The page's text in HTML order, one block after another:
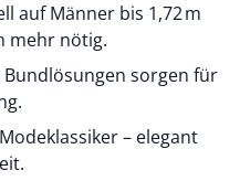
auf Männer bis 1,72 m
mehr nötig.
Bundlösungen sorgen für
– elegant